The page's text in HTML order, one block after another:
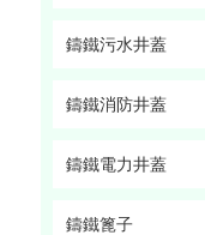
鑄鐵污水井蓋
鑄鐵消防井蓋
鑄鐵電力井蓋
鑄鐵篦子